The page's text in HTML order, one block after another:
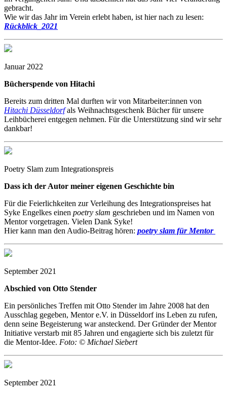
gebracht.
Wie wir das Jahr im Verein erlebt haben, ist hier nach zu lesen:
Rückblick_2021
Januar 2022
Bücherspende von Hitachi
Bereits zum dritten Mal durften wir von Mitarbeiter:innen von
Hitachi Düsseldorfals Weihnachtsgeschenk Bücher für unsere
Leihbücherei entgegen nehmen. Für die Unterstützung sind wir sehr
dankbar!
Poetry Slam zum Integrationspreis
Dass ich der Autor meiner eigenen Geschichte bin
Für die Feierlichkeiten zur Verleihung des Integrationspreises hat
Syke Engelkes einen poetry slam geschrieben und im Namen von
Mentor vorgetragen. Vielen Dank Syke!
Hier kann man den Audio-Beitrag hören: poetry slam für Mentor
September 2021
Abschied von Otto Stender
Ein persönliches Treffen mit Otto Stender im Jahre 2008 hat den
Ausschlag gegeben, Mentor e.V. in Düsseldorf ins Leben zu rufen,
denn seine Begeisterung war ansteckend. Der Gründer der Mentor
Initiative verstarb mit 85 Jahren und engagierte sich bis zuletzt für
die Mentor-Idee. Foto: © Michael Siebert
September 2021